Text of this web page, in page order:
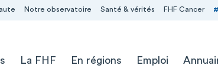
Notre observatoire Santé & vérités FHF Cancer
La FHF En régions Emploi